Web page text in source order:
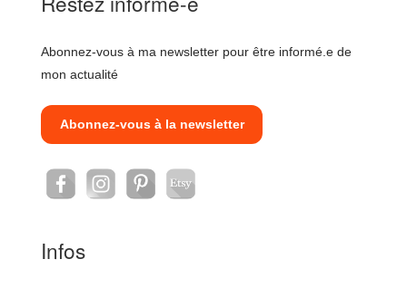
Abonnez-vous à ma newsletter pour être informé.e de
mon actualité
Abonnez-vous à la newsletter
Infos